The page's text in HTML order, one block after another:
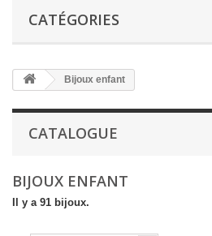
CATÉGORIES
Bijoux enfant
CATALOGUE
BIJOUX ENFANT
Il y a 91 bijoux.